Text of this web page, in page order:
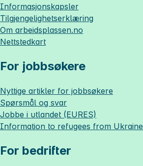
Informasjonskapsler
Tilgjengelighetserklæring
Om arbeidsplassen.no
Nettstedkart
For jobbsøkere
Nyttige artikler for jobbsøkere
Spørsmål og svar
Jobbe i utlandet (EURES)
Information to refugees from Ukraine
For bedrifter